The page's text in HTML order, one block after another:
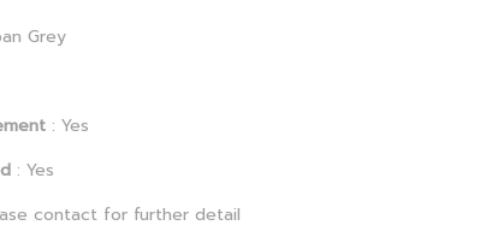
Grey
: Yes
: Yes
contact for further detail